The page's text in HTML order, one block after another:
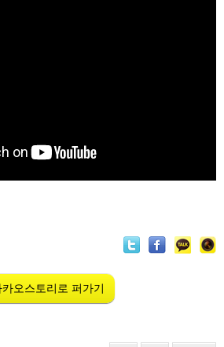
카오스토리로 퍼가기